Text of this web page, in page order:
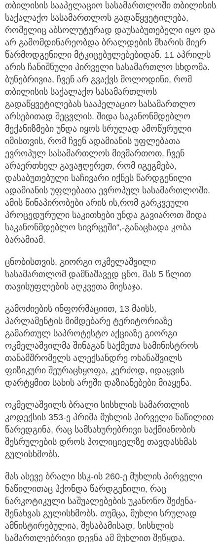
თბილისის სააპელაციო სასამართლოში თბილისის
საქალაქო სასამართლოს გადაწყვეტილება,
რომელიც აბსოლუტურად დაუსაბუთებელი იყო და
არ გამომდინარეობდა ბრალდების მხარის მიერ
წარმოდგენილი მტკიცებულებებიდან. 11 აპრილს
არის ჩანიშნული პირველი სასამართლო სხდომა.
ბუნებრივია, ჩვენ არ გვაქვს მოლოდინი, რომ
თბილისის საქალაქო სასამართლოს
გადაწყვეტილებას სააპელაციო სასამართლო
არსებითად შეცვლის. შიდა საკანონმდებლო
მექანიზმები უნდა იყოს სრულად ამოწურული
იმისთვის, რომ ჩვენ ადამიანის უფლებათა
ევროპულ სასამართლოს მივმართოთ. ჩვენ
არაერთხელ გავაჟღერეთ, რომ იგეგმება,
დასაბუთებული საჩივარი იქნეს წარდგენილი
ადამიანის უფლებათა ევროპულ სასამართლოში.
ამის წინაპირობები არის ის,რომ გარკვეული
პროცედურული საკითხები უნდა გავიაროთ შიდა
საკანონმდებლო სივრცეში“,-განაცხადა კობა
ბარამიამ.
ცნობისთვის, გიორგი ოკმელაშვილი
სასამართლომ დამნაშავედ ცნო, მას 5 წლით
თავისუფლების აღკვეთა მიესაჯა.
გამოძიების ინფორმაციით, 13 მაისს,
პარლამენტის მიმდებარე ტერიტორიაზე
გამართულ საპროტესტო აქციაზე გიორგი
ოკმელაშვილმა შინაგან საქმეთა სამინისტროს
თანამშრომელს ალექსანდრე ოხანაშვილს
ფიზიკური შეურაცხყოფა, კერძოდ, იდაყვის
დარტყმით სახის არეში დაზიანებები მიაყენა.
ოკმელაშვილს ბრალი სისხლის სამართლის
კოდექსის 353-ე პრიმა მუხლის პირველი ნაწილით
წარედგინა, რაც სამსახურებრივი საქმიანობის
შესრულების დროს პოლიციელზე თავდასხმას
გულისხმობს.
მას ასევე ბრალი სსკ-ის 260-ე მუხლის პირველი
ნაწილითაც ჰქონდა წარდგენილი, რაც
ნარკოტიკული საშუალებების უკანონო შეძენა-
შენახვას გულისხმობს. თუმცა, მუხლი სრულად
ამნისტირებულია, შესაბამისად, სისხლის
სამართლებრივი დევნა ამ მუხლით შეწყდა.